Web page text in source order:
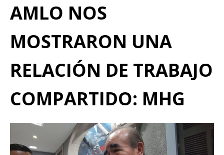
AMLO NOS
MOSTRARON UNA
RELACIÓN DE TRABAJO
COMPARTIDO: MHG